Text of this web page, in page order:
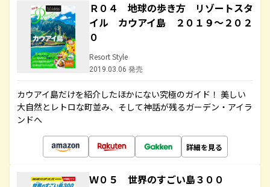
Ｒ０４ 地球の歩き方 リゾートスタ
イル カウアイ島 ２０１９～２０２
０
Resort Style
2019.03.06 発売
カウアイ島だけを紹介したほかにない究極のガイド！ 美しい
大自然とレトロな町並み、そして神話が残るガーデン・アイラ
ンドへ
詳細を見る
Ｗ０５ 世界のすごい島３００